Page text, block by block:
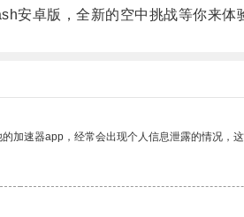
卓版，全新的空中挑战等你来体
加速器app，经常会出现个人信息泄露的情况，这